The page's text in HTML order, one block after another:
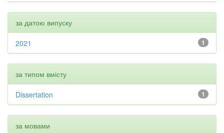
за датою випуску
1
2021
за типом вмісту
1
Dissertation
за мовами